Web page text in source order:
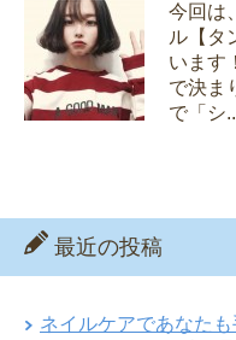
今回は
ル【タ
います
で決ま
で「シ
最近の投稿
ネイルケアであなた